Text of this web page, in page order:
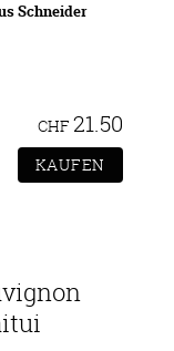
Schneider
CHF 21.50